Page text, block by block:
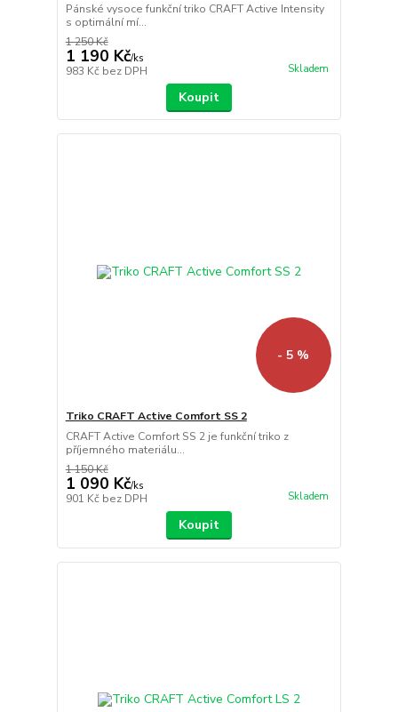
Pánské vysoce funkční triko CRAFT Active Intensity
s optimální mí...
1 250 Kč
1 190 Kč/ks
983 Kč bez DPH Skladem
Koupit
- 5 %
Triko CRAFT Active Comfort SS 2
CRAFT Active Comfort SS 2 je funkční triko z
příjemného materiálu...
1 150 Kč
1 090 Kč/ks
901 Kč bez DPH Skladem
Koupit